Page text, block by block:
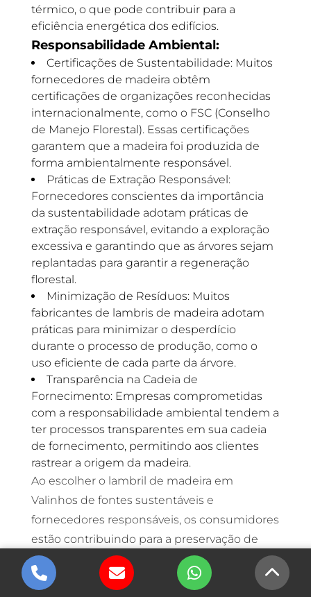
térmico, o que pode contribuir para a
eficiência energética dos edifícios.
Responsabilidade Ambiental:
Certificações de Sustentabilidade: Muitos
fornecedores de madeira obtêm
certificações de organizações reconhecidas
internacionalmente, como o FSC (Conselho
de Manejo Florestal). Essas certificações
garantem que a madeira foi produzida de
forma ambientalmente responsável.
Práticas de Extração Responsável:
Fornecedores conscientes da importância
da sustentabilidade adotam práticas de
extração responsável, evitando a exploração
excessiva e garantindo que as árvores sejam
replantadas para garantir a regeneração
florestal.
Minimização de Resíduos: Muitos
fabricantes de lambris de madeira adotam
práticas para minimizar o desperdício
durante o processo de produção, como o
uso eficiente de cada parte da árvore.
Transparência na Cadeia de
Fornecimento: Empresas comprometidas
com a responsabilidade ambiental tendem a
ter processos transparentes em sua cadeia
de fornecimento, permitindo aos clientes
rastrear a origem da madeira.
Ao escolher o lambril de madeira em
Valinhos de fontes sustentáveis e
fornecedores responsáveis, os consumidores
estão contribuindo para a preservação de
ecossistemas florestais e para a promoção de
práticas de manejo que beneficiam o meio